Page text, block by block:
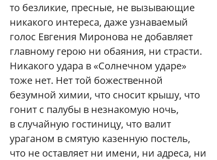
то безликие, пресные, не вызывающие
никакого интереса, даже узнаваемый
голос Евгения Миронова не добавляет
главному герою ни обаяния, ни страсти.
Никакого удара в «Солнечном ударе»
тоже нет. Нет той божественной
безумной химии, что сносит крышу, что
гонит с палубы в незнакомую ночь,
в случайную гостиницу, что валит
ураганом в смятую казенную постель,
что не оставляет ни имени, ни адреса, ни